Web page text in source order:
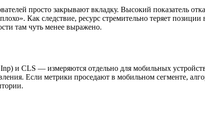
просто закрывают вкладку. Высокий показатель
Как следствие, ресурс стремительно теряет
там чуть менее выражено.
и CLS — измеряются отдельно для мобильных
Если метрики проседают в мобильном сегменте,